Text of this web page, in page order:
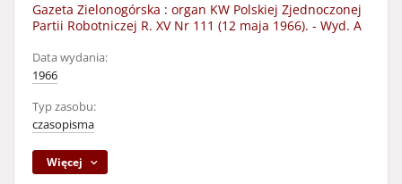
Gazeta Zielonogórska : organ KW Polskiej Zjednoczonej
Partii Robotniczej R. XV Nr 111 (12 maja 1966). - Wyd. A
Data wydania:
1966
Typ zasobu:
czasopisma
Więcej